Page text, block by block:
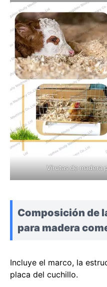
Virutas de madera
Composición de
para madera
Incluye el marco, la
placa del cuchillo.